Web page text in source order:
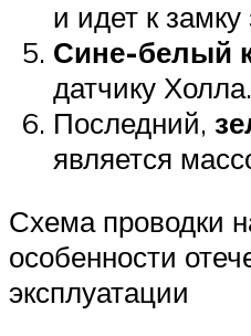
и идет к замку
Сине-белый
датчику Холла.
Последний,
является
Схема проводки
особенности
эксплуатации